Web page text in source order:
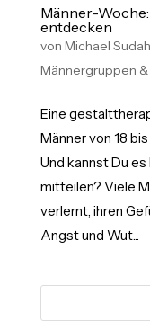
Männer-
entdecken
von Michael
Männergruppen
Eine
Männer von 18
Und kannst Du
mitteilen? Viele
verlernt, ihren
Angst und Wut...